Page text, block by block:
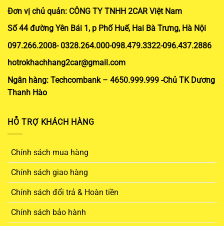
Đơn vị chủ quản: CÔNG TY TNHH 2CAR Việt Nam
Số 44 đường Yên Bái 1, p Phố Huế, Hai Bà Trưng, Hà Nội
097.266.2008- 0328.264.000-098.479.3322-096.437.2886
hotrokhachhang2car@gmail.com
Ngân hàng: Techcombank – 4650.999.999 -Chủ TK Dương
Thanh Hào
HỖ TRỢ KHÁCH HÀNG
Chính sách mua hàng
Chính sách giao hàng
Chính sách đổi trả & Hoàn tiền
Chính sách bảo hành